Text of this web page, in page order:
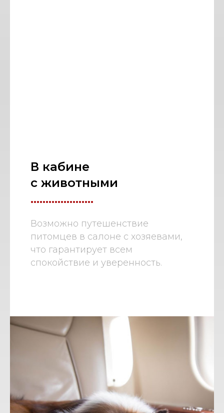
В кабине
с животными
.....................
Возможно путешенствие
питомцев в салоне с хозяевами,
что гарантирует всем
спокойствие и уверенность.